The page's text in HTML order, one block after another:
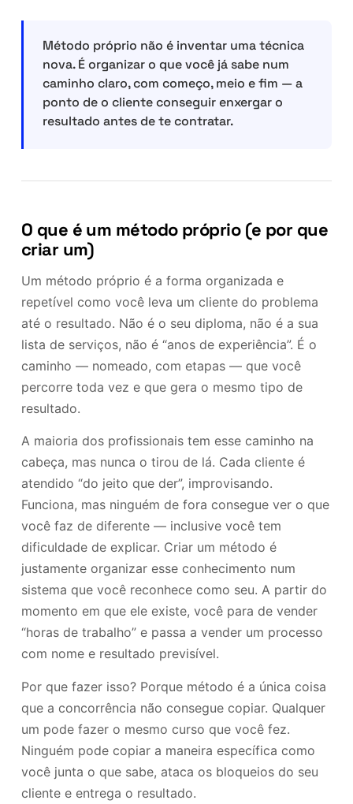
Método próprio não é inventar uma técnica
nova. É organizar o que você já sabe num
caminho claro, com começo, meio e fim — a
ponto de o cliente conseguir enxergar o
resultado antes de te contratar.
O que é um método próprio (e por que
criar um)
Um método próprio é a forma organizada e
repetível como você leva um cliente do problema
até o resultado. Não é o seu diploma, não é a sua
lista de serviços, não é “anos de experiência”. É o
caminho — nomeado, com etapas — que você
percorre toda vez e que gera o mesmo tipo de
resultado.
A maioria dos profissionais tem esse caminho na
cabeça, mas nunca o tirou de lá. Cada cliente é
atendido “do jeito que der”, improvisando.
Funciona, mas ninguém de fora consegue ver o que
você faz de diferente — inclusive você tem
dificuldade de explicar. Criar um método é
justamente organizar esse conhecimento num
sistema que você reconhece como seu. A partir do
momento em que ele existe, você para de vender
“horas de trabalho” e passa a vender um processo
com nome e resultado previsível.
Por que fazer isso? Porque método é a única coisa
que a concorrência não consegue copiar. Qualquer
um pode fazer o mesmo curso que você fez.
Ninguém pode copiar a maneira específica como
você junta o que sabe, ataca os bloqueios do seu
cliente e entrega o resultado.